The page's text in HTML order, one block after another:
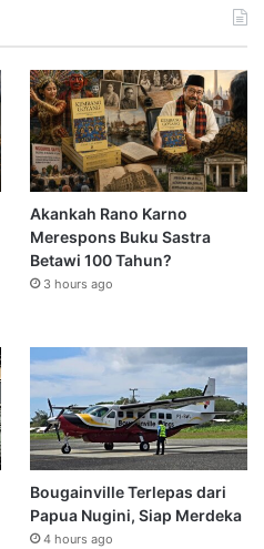
Akankah Rano Karno
Merespons Buku Sastra
Betawi 100 Tahun?
3 hours ago
Bougainville Terlepas dari
Papua Nugini, Siap Merdeka
4 hours ago